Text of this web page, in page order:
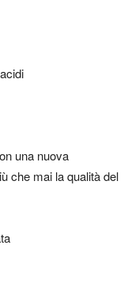
una nuova
che mai la qualità del